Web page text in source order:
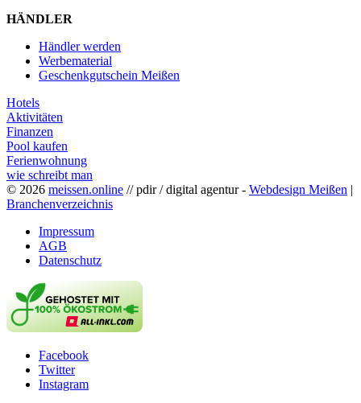
HÄNDLER
Händler werden
Werbematerial
Geschenkgutschein Meißen
Hotels
Aktivitäten
Finanzen
Pool kaufen
Ferienwohnung
wie schreibt man
© 2026 meissen.online // pdir / digital agentur - Webdesign Meißen |
Branchenverzeichnis
Impressum
AGB
Datenschutz
Facebook
Twitter
Instagram